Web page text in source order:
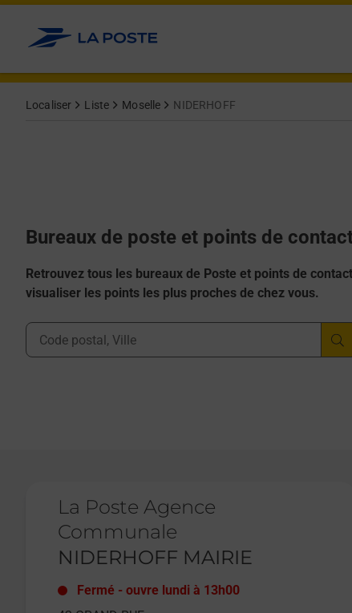
Allez au contenu
Localiser Liste Moselle NIDERHOFF
Bureaux de poste et points de
Retrouvez tous les bureaux de Poste et points de
visualiser les points les plus proches de chez vous.
Ville, Département, Code Postal
La Poste Agence
Communale
NIDERHOFF MAIRIE
Fermé - ouvre lundi à 13h00
Afficher ou masquer la réponse
Afficher ou masquer la réponse
Afficher ou masquer la réponse
Afficher ou masquer la réponse
Afficher ou masquer la réponse